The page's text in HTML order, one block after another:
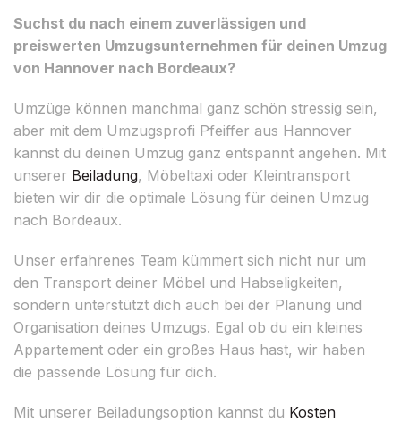
Suchst du nach einem zuverlässigen und
preiswerten Umzugsunternehmen für deinen Umzug
von Hannover nach Bordeaux?
Umzüge können manchmal ganz schön stressig sein,
aber mit dem Umzugsprofi Pfeiffer aus Hannover
kannst du deinen Umzug ganz entspannt angehen. Mit
unserer Beiladung, Möbeltaxi oder Kleintransport
bieten wir dir die optimale Lösung für deinen Umzug
nach Bordeaux.
Unser erfahrenes Team kümmert sich nicht nur um
den Transport deiner Möbel und Habseligkeiten,
sondern unterstützt dich auch bei der Planung und
Organisation deines Umzugs. Egal ob du ein kleines
Appartement oder ein großes Haus hast, wir haben
die passende Lösung für dich.
Mit unserer Beiladungsoption kannst du Kosten